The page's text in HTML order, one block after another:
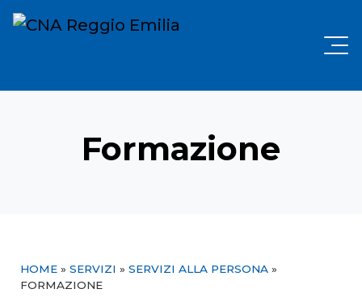
Formazione
HOME » SERVIZI » SERVIZI ALLA PERSONA »
FORMAZIONE